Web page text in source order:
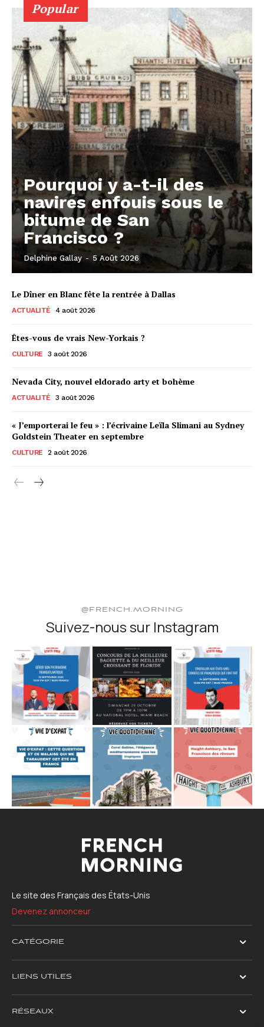
Popular
Pourquoi y a-t-il des
navires enfouis sous le
bitume de San
Francisco ?
Delphine Gallay - 5 Août 2026
Le Dîner en Blanc fête la rentrée à Dallas
ACTUALITÉ 4 août 2026
Êtes-vous de vrais New-Yorkais ?
CULTURE 3 août 2026
Nevada City, nouvel eldorado arty et bohème
ACTUALITÉ 3 août 2026
« J’emporterai le feu » : l’écrivaine Leïla Slimani au Sydney
Goldstein Theater en septembre
CULTURE 2 août 2026
@FRENCH.MORNING
Suivez-nous sur Instagram
Le site des Français des États-Unis
Devenez annonceur
CATÉGORIE
LIENS UTILES
RÉSEAUX